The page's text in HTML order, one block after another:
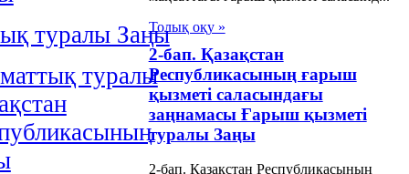
туралы Заңы
туралы
Толық оқу »
2-бап. Қазақстан
Республикасының ғарыш
қызметі саласындағы
заңнамасы Ғарыш қызметі
туралы Заңы
2-бап. Қазақстан Республикасының